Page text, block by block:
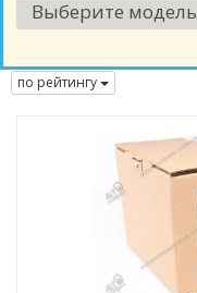
Выберите модель
по рейтингу